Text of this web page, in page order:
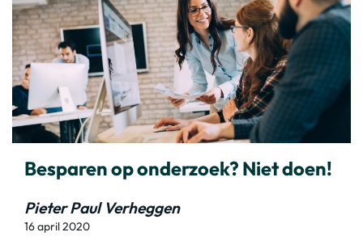
Besparen op onderzoek? Niet doen!
Pieter Paul Verheggen
16 april 2020